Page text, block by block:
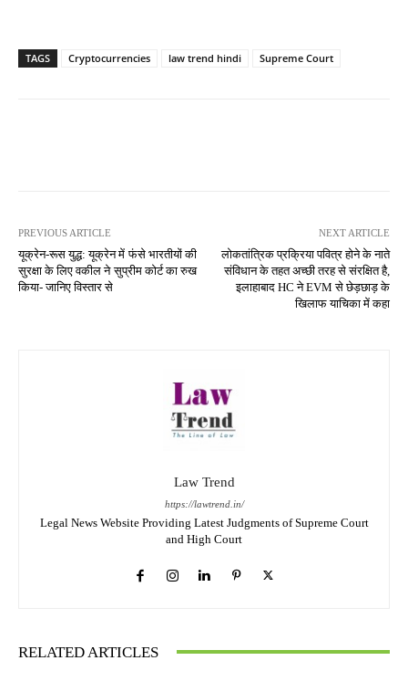
TAGS Cryptocurrencies law trend hindi Supreme Court
PREVIOUS ARTICLE
यूक्रेन-रूस युद्ध: यूक्रेन में फंसे भारतीयों की
सुरक्षा के लिए वकील ने सुप्रीम कोर्ट का रुख
किया- जानिए विस्तार से
NEXT ARTICLE
लोकतांत्रिक प्रक्रिया पवित्र होने के नाते
संविधान के तहत अच्छी तरह से संरक्षित है,
इलाहाबाद HC ने EVM से छेड़छाड़ के
खिलाफ याचिका में कहा
Law Trend
https://lawtrend.in/
Legal News Website Providing Latest Judgments of Supreme Court
and High Court
RELATED ARTICLES